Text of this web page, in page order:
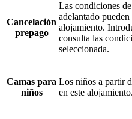
Cancelación
prepago
Las condiciones
adelantado
alojamiento.
consulta las
seleccionada.
Camas para
niños
Los niños a partir
en este alojamiento.